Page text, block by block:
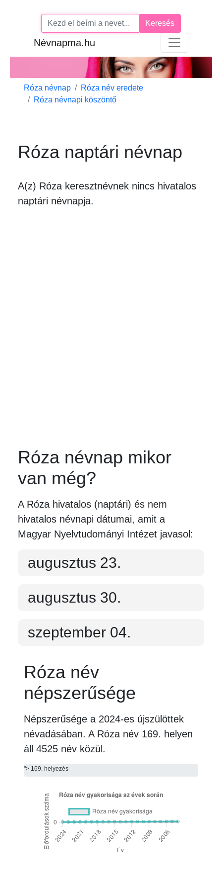
Névnapma.hu
Keresés
Róza névnap
Róza név eredete
Róza névnapi köszöntő
Róza naptári névnap
A(z) Róza keresztnévnek nincs hivatalos
naptári névnapja.
Róza névnap mikor
van még?
A Róza hivatalos (naptári) és nem
hivatalos névnapi dátumai, amit a
Magyar Nyelvtudományi Intézet javasol:
augusztus 23.
augusztus 30.
szeptember 04.
Róza név
népszerűsége
Népszerűsége a 2024-es újszülöttek
névadásában. A Róza név 169. helyen
áll 4525 név közül.
"> 169. helyezés